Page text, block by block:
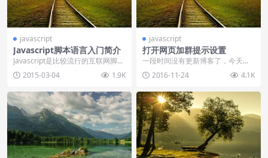
javascript
Javascript脚本语言入门简介
Javascript是比较流行的互联网脚本
语言，可以用来写入HTML输出、
对事件...
2015-03-04 1.9K
javascript
打开网页加群提示设置
一段时间没有更新博客了，今天为
大家分享一个加群提示效果。具体
功能是：当你打开一个...
2016-11-24 4.1K